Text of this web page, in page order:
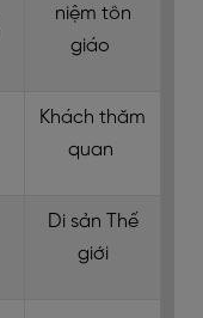
niệm tôn
giáo
Khách thăm
quan
Di sản Thế
giới